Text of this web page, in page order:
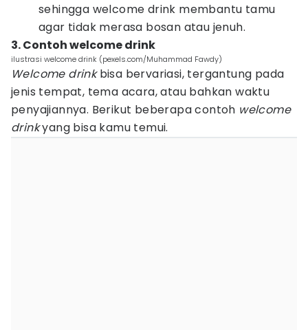
sehingga welcome drink membantu tamu
agar tidak merasa bosan atau jenuh.
3. Contoh welcome drink
ilustrasi welcome drink (pexels.com/Muhammad Fawdy)
Welcome drinkbisa bervariasi, tergantung pada
jenis tempat, tema acara, atau bahkan waktu
penyajiannya. Berikut beberapa contoh welcome
drinkyang bisa kamu temui.